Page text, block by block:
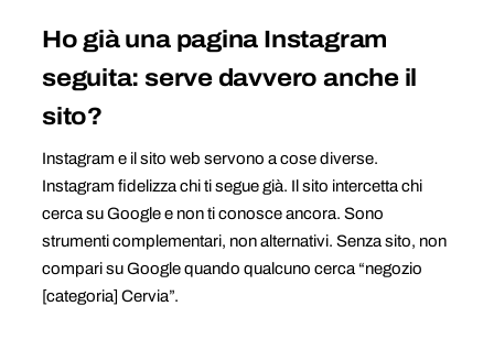
Ho già una pagina Instagram
seguita: serve davvero anche il
sito?
Instagram e il sito web servono a cose diverse.
Instagram fidelizza chi ti segue già. Il sito intercetta chi
cerca su Google e non ti conosce ancora. Sono
strumenti complementari, non alternativi. Senza sito, non
compari su Google quando qualcuno cerca “negozio
[categoria] Cervia”.